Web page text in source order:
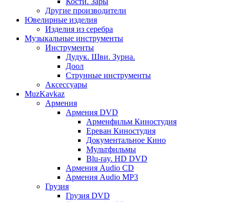
Другие производители
Ювелирные изделия
Изделия из серебра
Музыкальные инструменты
Инструменты
Дудук. Шви. Зурна.
Доол
Струнные инструменты
Аксессуары
MuzKavkaz
Армения
Армения DVD
Арменфильм Киностудия
Ереван Киностудия
Документальное Кино
Мультфильмы
Blu-ray. HD DVD
Армения Audio CD
Армения Audio MP3
Грузия
Грузия DVD